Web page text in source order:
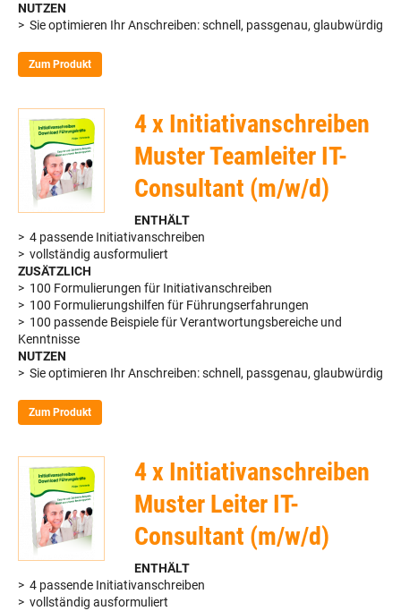
NUTZEN
> Sie optimieren Ihr Anschreiben: schnell, passgenau, glaubwürdig
Zum Produkt
4 x Initiativanschreiben
Muster Teamleiter IT-
Consultant (m/w/d)
ENTHÄLT
> 4 passende Initiativanschreiben
> vollständig ausformuliert
ZUSÄTZLICH
> 100 Formulierungen für Initiativanschreiben
> 100 Formulierungshilfen für Führungserfahrungen
> 100 passende Beispiele für Verantwortungsbereiche und
Kenntnisse
NUTZEN
> Sie optimieren Ihr Anschreiben: schnell, passgenau, glaubwürdig
Zum Produkt
4 x Initiativanschreiben
Muster Leiter IT-
Consultant (m/w/d)
ENTHÄLT
> 4 passende Initiativanschreiben
> vollständig ausformuliert